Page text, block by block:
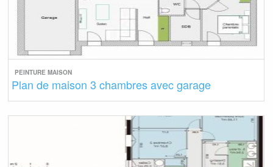
PEINTURE MAISON
Plan de maison 3 chambres avec garage